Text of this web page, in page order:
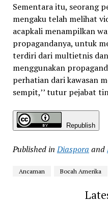
Sementara itu, seorang
mengaku telah melihat
acapkali menampilkan
propagandanya, untuk
terdiri dari multietnis dan
menggunakan
perhatian dari kawasan
sempit,’’ tutur pejabat
Republish
Published in Diaspora and
Ancaman Bocah Amerika